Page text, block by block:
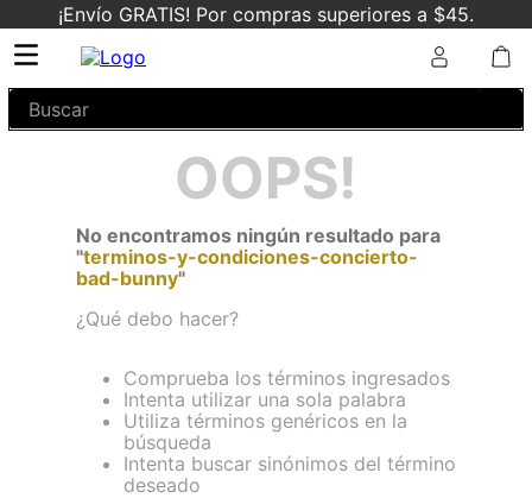
¡Envío GRATIS! Por compras superiores a $45.
Buscar
OOPS!
No encontramos ningún resultado para
"terminos-y-condiciones-concierto-
bad-bunny"
¿Qué debo hacer?
Comprueba los términos ingresados
Intenta utilizar una sola palabra
Utiliza términos genéricos en la
búsqueda
Intenta buscar sinónimos del término
deseado